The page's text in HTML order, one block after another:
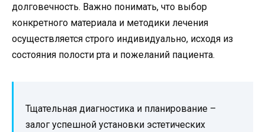
долговечность. Важно понимать, что выбор
конкретного материала и методики лечения
осуществляется строго индивидуально, исходя из
состояния полости рта и пожеланий пациента.
Тщательная диагностика и планирование –
залог успешной установки эстетических